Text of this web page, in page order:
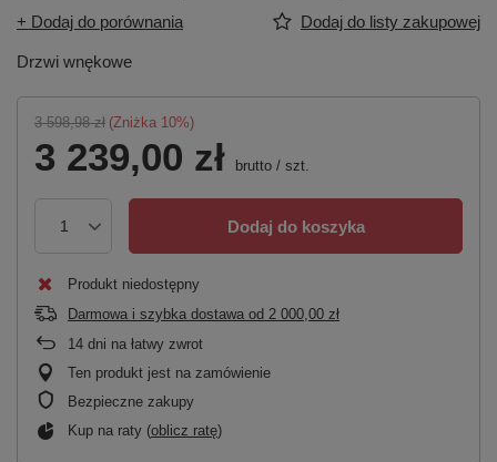
+ Dodaj do porównania Dodaj do listy zakupowej
Drzwi wnękowe
3 598,98 zł (Zniżka 10%)
3 239,00 zł brutto / szt.
Dodaj do koszyka
Produkt niedostępny
Darmowa i szybka dostawa od 2 000,00 zł
14 dni na łatwy zwrot
Ten produkt jest na zamówienie
Bezpieczne zakupy
Kup na raty (oblicz ratę)